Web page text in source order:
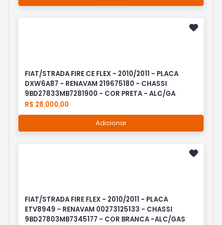
FIAT/STRADA FIRE CE FLEX - 2010/2011 - PLACA
DXW6A87 - RENAVAM 219675180 - CHASSI
9BD27833MB7281900 - COR PRETA - ALC/GA
R$ 28.000,00
Adicionar
FIAT/STRADA FIRE FLEX - 2010/2011 - PLACA
ETV8949 - RENAVAM 00273125133 - CHASSI
9BD27803MB7345177 - COR BRANCA -ALC/GAS